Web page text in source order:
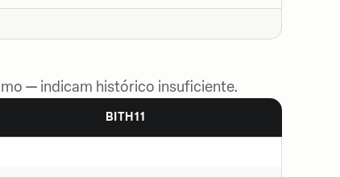
— indicam histórico insuficiente.
BITH11